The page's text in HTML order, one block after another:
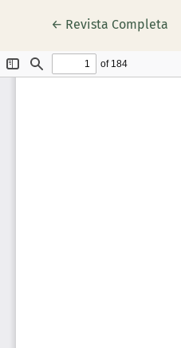
← Voltar aos Detalhes
Revista Completa